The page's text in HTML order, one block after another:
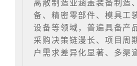
离散制造业涵盖装备制造
备、精密零部件、模具工
设备等领域，普遍具备产
采购决策链漫长、项目周
户需求差异化显著、多渠